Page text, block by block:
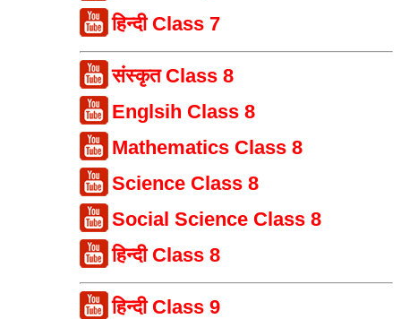
हिन्दी Class 7
संस्कृत Class 8
Englsih Class 8
Mathematics Class 8
Science Class 8
Social Science Class 8
हिन्दी Class 8
हिन्दी Class 9